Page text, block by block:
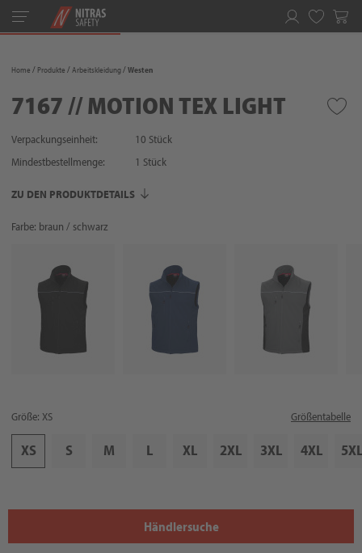
Toggle
navigation
Home Produkte Arbeitskleidung Westen
7167 // MOTION TEX LIGHT
Verpackungseinheit:
10 Stück
Mindestbestellmenge:
1 Stück
ZU DEN PRODUKTDETAILS
Farbe: braun / schwarz
Größe: XS Größentabelle
XS S M L XL 2XL 3XL 4XL 5XL
Händlersuche